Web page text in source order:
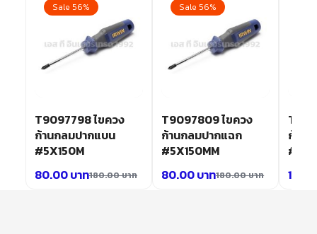
Sale 56%
T9097798 ไขควง
ก้านกลมปากแบน
#5X150M
180.00บาท
80.00บาท
Sale 56%
T9097809 ไขควง
ก้านกลมปากแฉก
#5X150MM
180.00บาท
80.00บาท
ก้าน